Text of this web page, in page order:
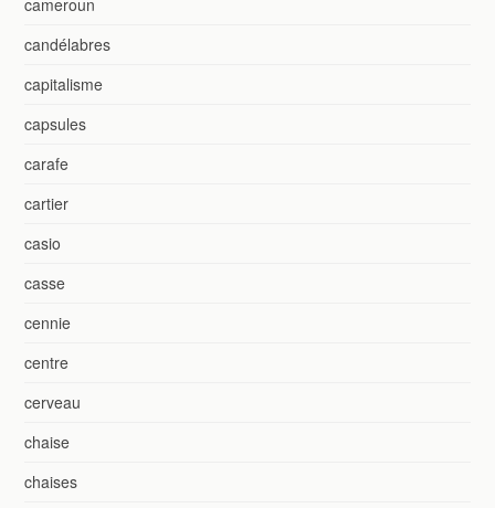
candélabres
capitalisme
capsules
carafe
cartier
casio
casse
cennie
centre
cerveau
chaise
chaises